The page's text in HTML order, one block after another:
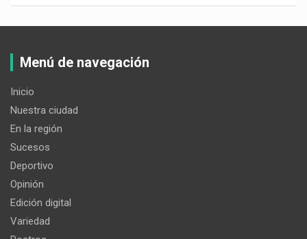
Menú de navegación
Inicio
Nuestra ciudad
En la región
Sucesos
Deportivo
Opinión
Edición digital
Variedad